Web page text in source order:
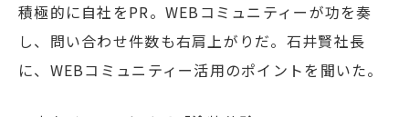
積極的に自社をPR。WEBコミュニティーが功を奏
し、問い合わせ件数も右肩上がりだ。石井賢社長
に、WEBコミュニティー活用のポイントを聞いた。